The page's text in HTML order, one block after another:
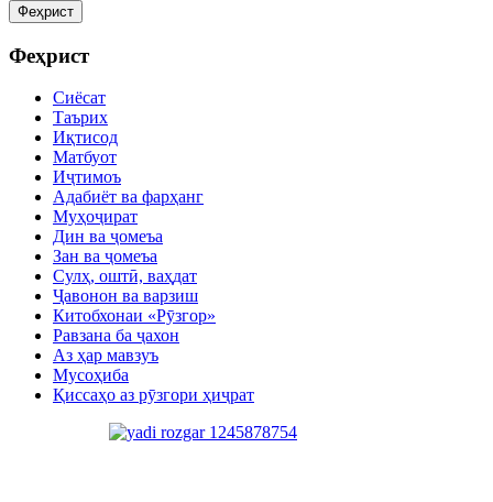
Феҳрист
Феҳрист
Сиёсат
Таърих
Иқтисод
Матбуот
Иҷтимоъ
Адабиёт ва фарҳанг
Муҳоҷират
Дин ва ҷомеъа
Зан ва ҷомеъа
Сулҳ, оштӣ, ваҳдат
Ҷавонон ва варзиш
Китобхонаи «Рӯзгор»
Равзана ба ҷахон
Аз ҳар мавзуъ
Мусоҳиба
Қиссаҳо аз рӯзгори ҳиҷрат